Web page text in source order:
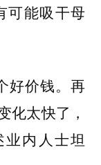
可能吸干母
好价钱。再
化太快了，
内人士坦